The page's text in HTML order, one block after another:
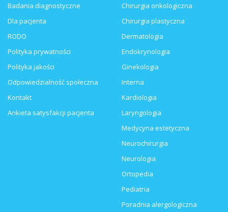
Chirurgia onkologiczna
Chirurgia plastyczna
Dermatologia
Endokrynologia
Ginekologia
Interna
Kardiologia
Laryngologia
Medycyna estetyczna
Neurochirurgia
Neurologia
Ortopedia
Pediatria
Poradnia alergologiczna
Badania diagnostyczne
Dla pacjenta
RODO
Polityka prywatności
Polityka jakości
Odpowiedzialność społeczna
Kontakt
Ankieta satysfakcji pacjenta